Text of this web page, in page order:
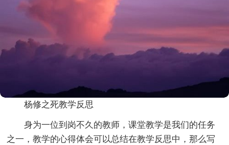
杨修之死教学反思
身为一位到岗不久的教师，课堂教学是我们的任务
之一，教学的心得体会可以总结在教学反思中，那么写